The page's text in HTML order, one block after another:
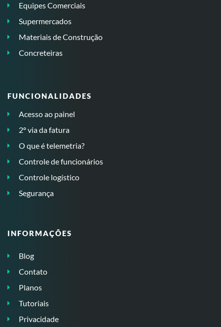
Equipes Comerciais
Supermercados
Materiais de Construção
Concreteiras
FUNCIONALIDADES
Acesso ao painel
2º via da fatura
O que é telemetria?
Controle de funcionários
Controle logístico
Segurança
INFORMAÇÕES
Blog
Contato
Planos
Tutoriais
Privacidade